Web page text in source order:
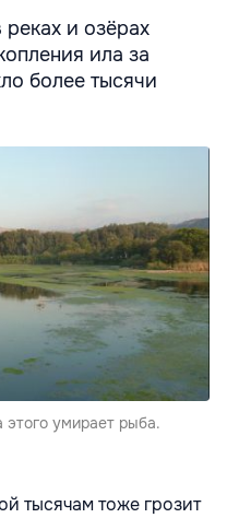
и озёрах
ила за
более тысячи
этого умирает рыба.
тысячам тоже грозит